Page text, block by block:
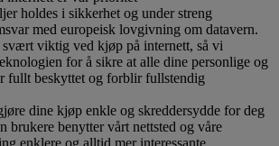
holdes i sikkerhet og under streng
med europeisk lovgivning om datavern.
viktig ved kjøp på internett, så vi
for å sikre at alle dine personlige og
fullt beskyttet og forblir fullstendig
dine kjøp enkle og skreddersydde for deg
brukere benytter vårt nettsted og våre
enklere og alltid mer interessante.